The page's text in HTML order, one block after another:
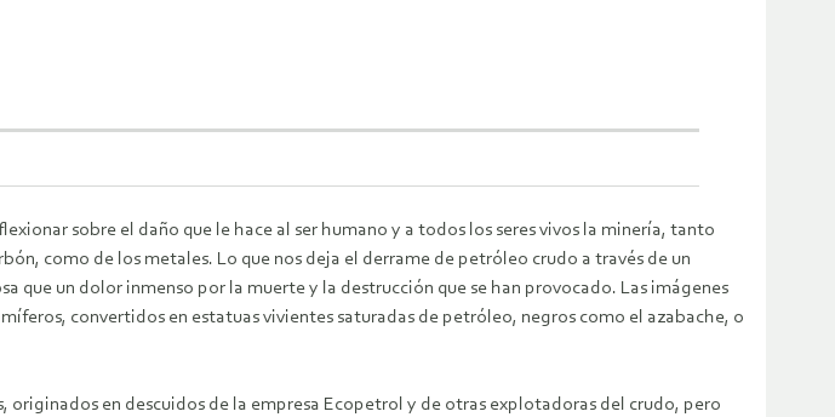
sobre el daño que le hace al ser humano y a todos los seres vivos la minería, tanto
como de los metales. Lo que nos deja el derrame de petróleo crudo a través de un
que un dolor inmenso por la muerte y la destrucción que se han provocado. Las imágenes
convertidos en estatuas vivientes saturadas de petróleo, negros como el azabache, o
en descuidos de la empresa Ecopetrol y de otras explotadoras del crudo, pero